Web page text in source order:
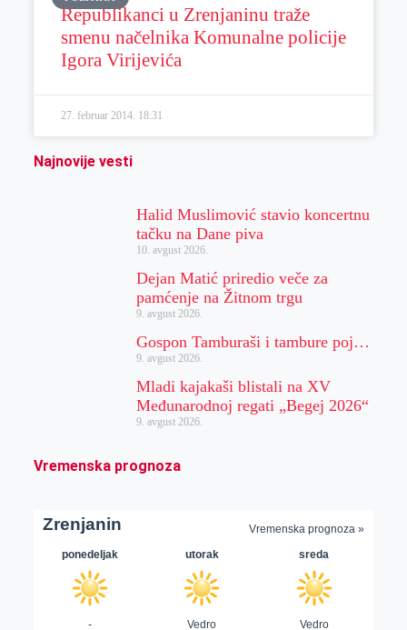
Republikanci u Zrenjaninu traže
smenu načelnika Komunalne policije
Igora Virijevića
27. februar 2014. 18:31
Najnovije vesti
Halid Muslimović stavio koncertnu
tačku na Dane piva
10. avgust 2026.
Dejan Matić priredio veče za
pamćenje na Žitnom trgu
9. avgust 2026.
Gospon Tamburaši i tambure poj…
9. avgust 2026.
Mladi kajakaši blistali na XV
Međunarodnoj regati „Begej 2026“
9. avgust 2026.
Vremenska prognoza